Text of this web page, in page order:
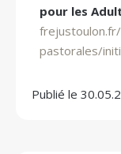
pour les
pastorales/
Publié le